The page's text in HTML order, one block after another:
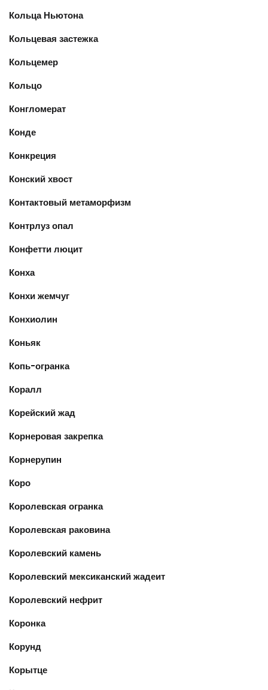
Кольца Ньютона
Кольцевая застежка
Кольцемер
Кольцо
Конгломерат
Конде
Конкреция
Конский хвост
Контактовый метаморфизм
Контрлуз опал
Конфетти люцит
Конха
Конхи жемчуг
Конхиолин
Коньяк
Копь-огранка
Коралл
Корейский жад
Корнеровая закрепка
Корнерупин
Коро
Королевская огранка
Королевская раковина
Королевский камень
Королевский мексиканский жадеит
Королевский нефрит
Коронка
Корунд
Корытце